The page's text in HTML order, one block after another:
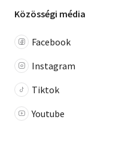
Közösségi média
Facebook
Instagram
Tiktok
Youtube